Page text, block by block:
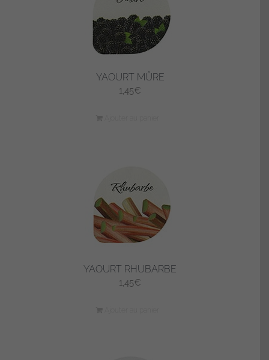
YAOURT MÛRE
1,45€
YAOURT RHUBARBE
1,45€